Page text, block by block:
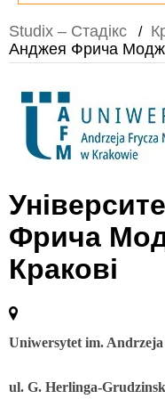
Studix – Стадікс /
Анджея Фрича
Фрича
Кракові
Uniwersytet im.
ul. G. Herlinga-